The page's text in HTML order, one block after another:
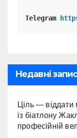
Telegram
Недавні
Ціль — віддати
із біатлону
професійній